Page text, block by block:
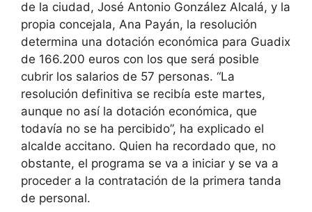
de la ciudad, José Antonio González Alcalá, y la
propia concejala, Ana Payán, la resolución
determina una dotación económica para Guadix
de 166.200 euros con los que será posible
cubrir los salarios de 57 personas. “La
resolución definitiva se recibía este martes,
aunque no así la dotación económica, que
todavía no se ha percibido”, ha explicado el
alcalde accitano. Quien ha recordado que, no
obstante, el programa se va a iniciar y se va a
proceder a la contratación de la primera tanda
de personal.